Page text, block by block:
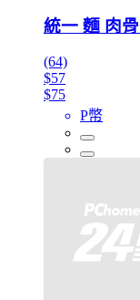
統一 麵 肉
(64)
$57
$75
P幣